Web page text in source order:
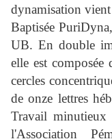
dynamisation
Baptisée
UB. En double
elle est composée
cercles
de onze lettres
Travail minutieux
l'Association